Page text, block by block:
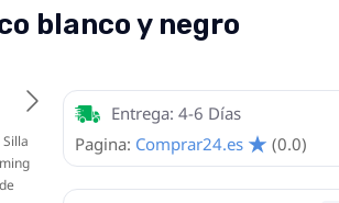
blanco y negro
Entrega: 4-6 Días
Pagina: Comprar24.es (0.0)